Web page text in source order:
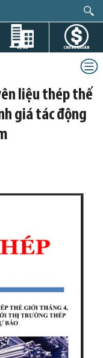
DỰ ÁN CHỨNG KHOÁN
liệu thép thế
giá tác động